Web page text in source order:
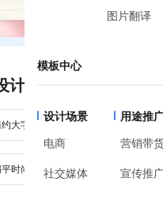
图片翻译
模板中心
设计场景
电商
社交媒体
用途推
营销带
宣传推
计模板推荐
简约大字风黑白色通用类交流分享日语入门教程小红书封面
扁平时尚风蓝色通用类交流分享笔记涨粉小技巧小红书封面